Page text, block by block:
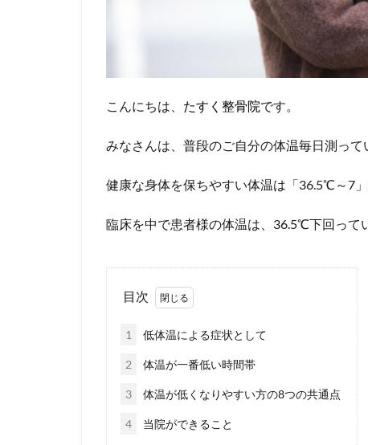
こんにちは、 たすく整骨院です。
みなさんは、普段のご自分の体温毎日測って
健康な身体を保ちやすい体温は「36.5℃～7」
臨床を中で患者様の体温は、36.5℃下回って
目次
1 低体温による症状として
2 体温が一番低い時間帯
3 体温が低くなりやすい方の8つの共通点
4 当院ができること